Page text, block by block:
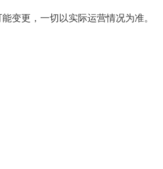
变更，一切以实际运营情况为准。